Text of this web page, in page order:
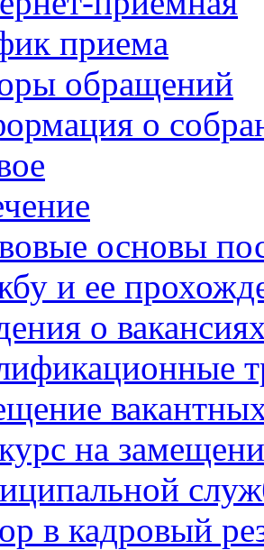
приема
обращений
о
основы
и ее
о
на
в кадровый